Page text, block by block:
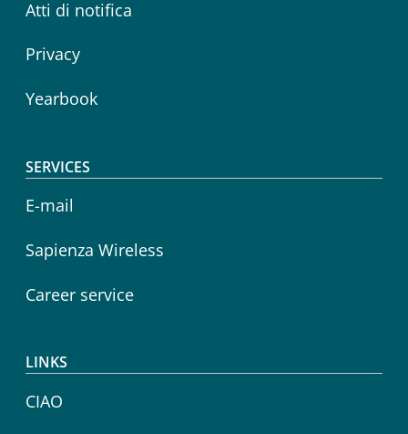
Atti di notifica
Privacy
Yearbook
SERVICES
E-mail
Sapienza Wireless
Career service
LINKS
CIAO